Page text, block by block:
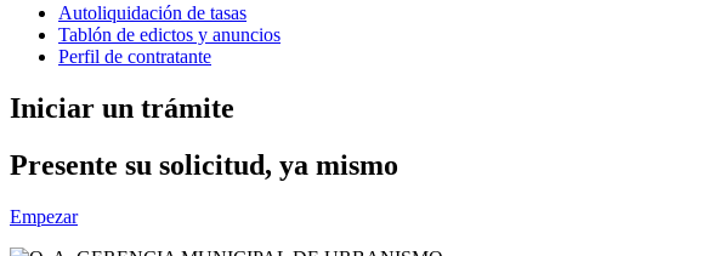
Autoliquidación de tasas
Tablón de edictos y anuncios
Perfil de contratante
Iniciar un trámite
Presente su solicitud, ya mismo
Empezar